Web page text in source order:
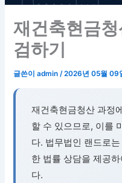
재건축현금
검하기
글쓴이admin/2026년 05월 09
재건축현금청산 과정
할 수 있으므로, 이를
다. 법무법인 랜드로
한 법률 상담을 제공
다.